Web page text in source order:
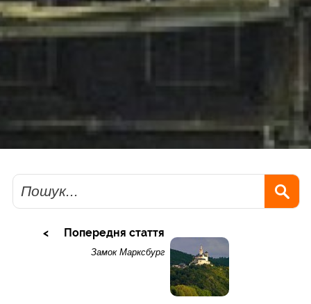
Пошук
Попередня стаття
Замок Марксбург